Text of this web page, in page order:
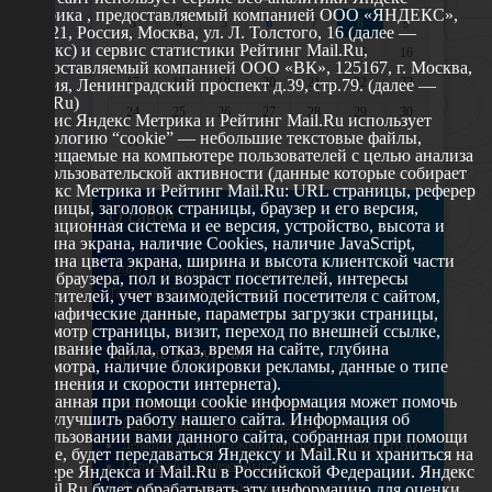
3
4 5 6 7 8
9
10
11 12 13 14 15
16
17
18 19 20 21 22
23
24
25 26 27 28 29
30
31
О сайте
629802 г. Ноябрьск, ул. Республики, 49
Телефон: +7 (3496) 35-37-49
E-mail: udsm@noyabrsk.yanao.ru
Другие ресурсы
Администрация города Ноябрьска
Департамент образования города Ноябрьска
Департамент молодежной политики и туризма ЯНАО
Окружной молодежный центр
Федеральное агенство по делам молодежи
Метрика , предоставляемый компанией ООО «ЯНДЕКС»,
119021, Россия, Москва, ул. Л. Толстого, 16 (далее —
Яндекс) и сервис статистики Рейтинг Mail.Ru,
предоставляемый компанией ООО «ВК», 125167, г. Москва,
Россия, Ленинградский проспект д.39, стр.79. (далее —
Mail.Ru)
Сервис Яндекс Метрика и Рейтинг Mail.Ru использует
технологию “cookie” — небольшие текстовые файлы,
размещаемые на компьютере пользователей с целью анализа
их пользовательской активности (данные которые собирает
Яндекс Метрика и Рейтинг Mail.Ru: URL страницы, реферер
страницы, заголовок страницы, браузер и его версия,
операционная система и ее версия, устройство, высота и
ширина экрана, наличие Cookies, наличие JavaScript,
глубина цвета экрана, ширина и высота клиентской части
окна браузера, пол и возраст посетителей, интересы
посетителей, учет взаимодействий посетителя с сайтом,
географические данные, параметры загрузки страницы,
просмотр страницы, визит, переход по внешней ссылке,
cкачивание файла, отказ, время на сайте, глубина
просмотра, наличие блокировки рекламы, данные о типе
соединения и скорости интернета).
Собранная при помощи cookie информация может помочь
нам улучшить работу нашего сайта. Информация об
использовании вами данного сайта, собранная при помощи
cookie, будет передаваться Яндексу и Mail.Ru и храниться на
сервере Яндекса и Mail.Ru в Российской Федерации. Яндекс